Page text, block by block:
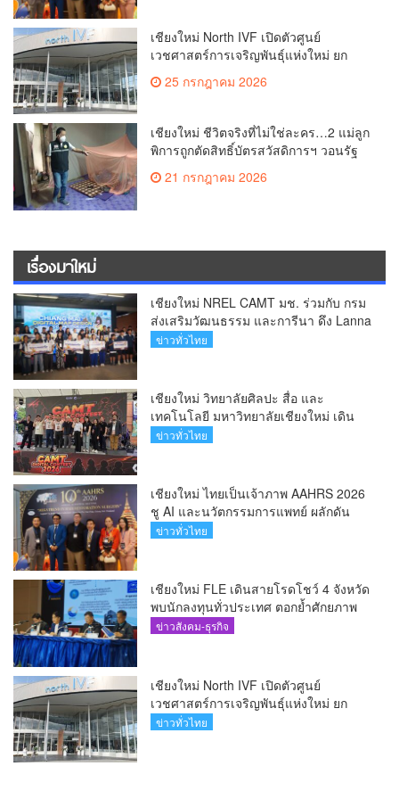
เชียงใหม่ North IVF เปิดตัวศูนย์
เวชศาสตร์การเจริญพันธุ์แห่งใหม่ ยก
บุตรยากของภูมิภาค(คลิป)
25 กรกฎาคม 2026
เชียงใหม่ ชีวิตจริงที่ไม่ใช่ละคร…2 แม่ลูก
พิการถูกตัดสิทธิ์บัตรสวัสดิการฯ วอนรัฐ
ทบทวนเกณฑ์ช่วยคนจน(คลิป)
21 กรกฎาคม 2026
เรื่องมาใหม่
เชียงใหม่ NREL CAMT มช. ร่วมกับ กรม
ส่งเสริมวัฒนธรรม และการีนา ดึง Lanna
Soft Power สู่ Free Fire Craftland หนุน
ข่าวทั่วไทย
เชียงใหม่ วิทยาลัยศิลปะ สื่อ และ
เทคโนโลยี มหาวิทยาลัยเชียงใหม่ เดิน
หน้าสร้างแรงบันดาลใจจัดกิจกรรม
ข่าวทั่วไทย
เชียงใหม่ ไทยเป็นเจ้าภาพ AAHRS 2026
ชู AI และนวัตกรรมการแพทย์ ผลักดัน
Medical Hub และศูนย์กลางปลูกผมแห่ง
ข่าวทั่วไทย
เชียงใหม่ FLE เดินสายโรดโชว์ 4 จังหวัด
พบนักลงทุนทั่วประเทศ ตอกย้ำศักยภาพ
ผู้นำธุรกิจระบบน้ำครบวงจร(คลิป)
ข่าวสังคม-ธุรกิจ
เชียงใหม่ North IVF เปิดตัวศูนย์
เวชศาสตร์การเจริญพันธุ์แห่งใหม่ ยก
ระดับเชียงใหม่สู่ ศูนย์กลางการรักษาผู้มี
ข่าวทั่วไทย